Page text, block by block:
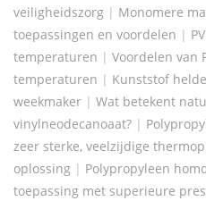
veiligheidszorg | Monomere
toepassingen en voordelen |
temperaturen | Voordelen van
temperaturen | Kunststof
weekmaker | Wat betekent
vinylneodecanoaat? |
zeer sterke, veelzijdige
oplossing | Polypropyleen
toepassing met superieure